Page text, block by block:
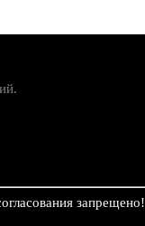
запрещено!